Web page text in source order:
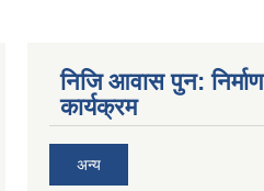
निजि आवास पुन: निर्माण
कार्यक्रम
अन्य